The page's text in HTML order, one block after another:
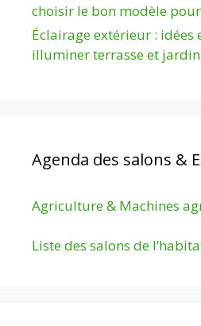
choisir le bon modèle
Éclairage extérieur : idées
illuminer terrasse et jardin
Agenda des salons &
Agriculture & Machines
Liste des salons de